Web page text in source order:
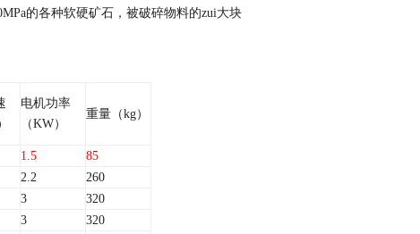
的各种软硬矿石，被破碎物料的zui大块
电机功率
（KW）
重量 （kg）
1.5
85
2.2
260
3
320
3
320